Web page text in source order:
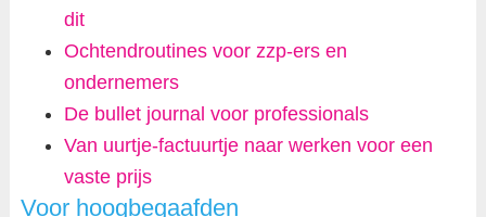
dit
Ochtendroutines voor zzp-ers en
ondernemers
De bullet journal voor professionals
Van uurtje-factuurtje naar werken voor een
vaste prijs
Voor hoogbegaafden